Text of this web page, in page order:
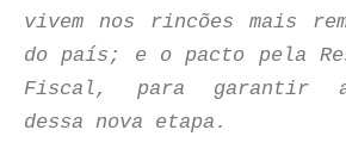
vivem nos rincões mais
do país; e o pacto pela
Fiscal, para garantir
dessa nova etapa.